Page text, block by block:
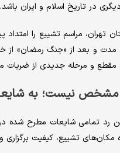
در تاریخ اسلام و ایران باشد.
تهران، مراسم تشییع را
و بعد از «جنگ رمضان» از
و مرحله‌ جدیدی از ضربات
مشخص نیست؛ به
تمامی شایعات مطرح شده
مکان‌های تشییع، کیفیت